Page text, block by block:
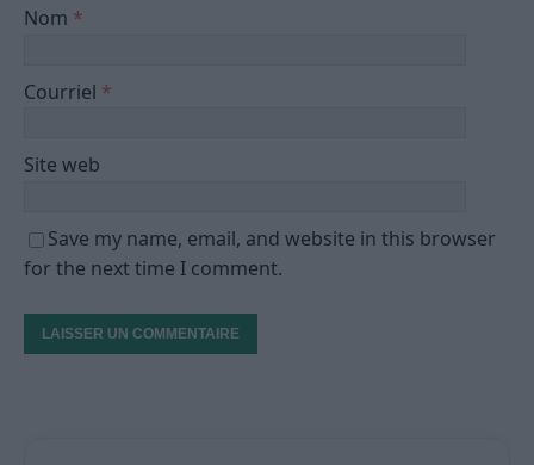
Nom *
Courriel *
Site web
Save my name, email, and website in this browser
for the next time I comment.